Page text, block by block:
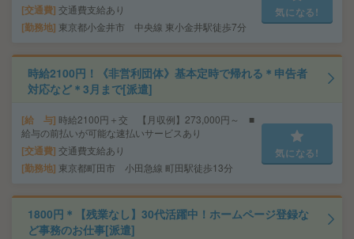
交通費 交通費支給あり
勤務地 東京都小金井市 中央線 東小金井駅徒歩7分
気になる!
時給2100円！《非営利団体》基本定時で帰れる＊申告者
対応など＊3月まで[派遣]
給 与 時給2100円＋交 【月収例】273,000円～ ■
給与の前払いが可能な速払いサービスあり
交通費 交通費支給あり
勤務地 東京都町田市 小田急線 町田駅徒歩13分
気になる!
1800円＊【残業なし】30代活躍中！ホームページ登録な
ど事務のお仕事[派遣]